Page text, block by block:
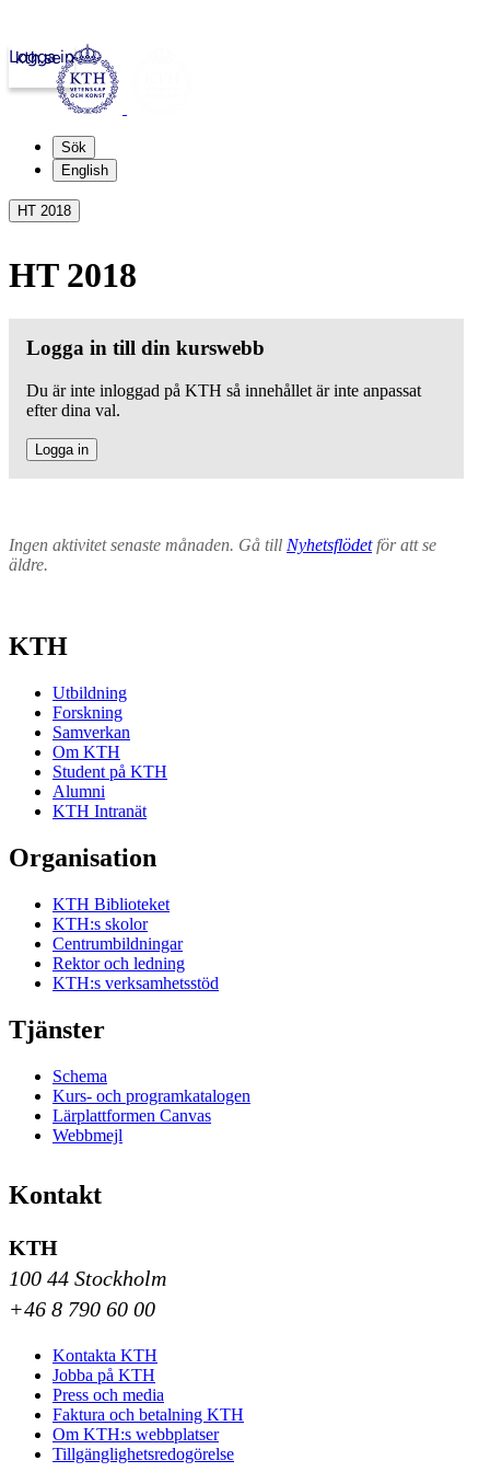
kth.se
Logga in
Sök
English
HT 2018
HT 2018
Logga in till din kurswebb
Du är inte inloggad på KTH så innehållet är inte anpassat
efter dina val.
Logga in
Ingen aktivitet senaste månaden. Gå till Nyhetsflödetför att se
äldre.
KTH
Utbildning
Forskning
Samverkan
Om KTH
Student på KTH
Alumni
KTH Intranät
Organisation
KTH Biblioteket
KTH:s skolor
Centrumbildningar
Rektor och ledning
KTH:s verksamhetsstöd
Tjänster
Schema
Kurs- och programkatalogen
Lärplattformen Canvas
Webbmejl
Kontakt
KTH
100 44 Stockholm
+46 8 790 60 00
Kontakta KTH
Jobba på KTH
Press och media
Faktura och betalning KTH
Om KTH:s webbplatser
Tillgänglighetsredogörelse